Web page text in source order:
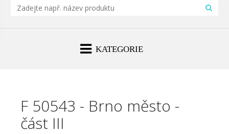
KATEGORIE
F 50543 - Brno město -
část III